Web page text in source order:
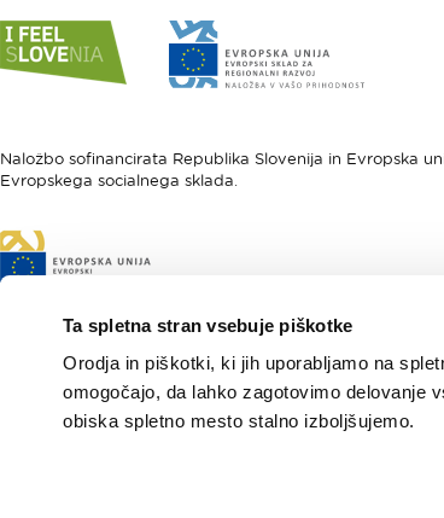
Ta spletna stran vsebuje piškotke
Orodja in piškotki, ki jih uporabljamo na
omogočajo, da lahko zagotovimo delovanje
obiska spletno mesto stalno izboljšujemo.
Link
do
spletne
feel
Slovenia
Link
do
spletne
unija
-
Naložbo sofinancirata Republika Slovenija in Evropska
Evropskega socialnega sklada.
Link
do
spletne
socialni